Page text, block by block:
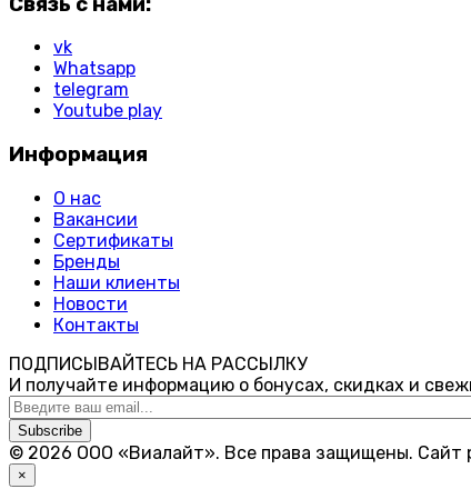
vk
Whatsapp
telegram
Youtube play
Информация
О нас
Вакансии
Сертификаты
Бренды
Наши клиенты
Новости
Контакты
ПОДПИСЫВАЙТЕСЬ НА РАССЫЛКУ
И получайте информацию о бонусах, скидках и
Subscribe
© 2026 ООО «Виалайт». Все права защищены. Cайт
×